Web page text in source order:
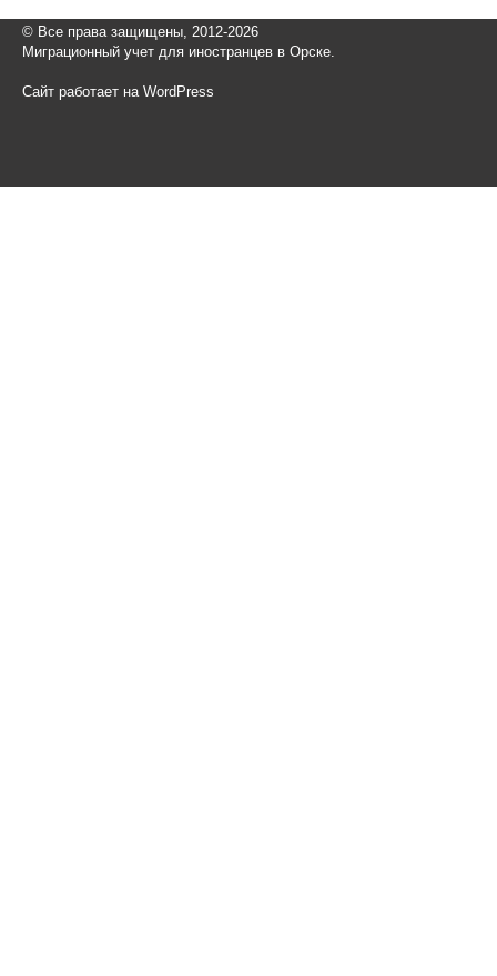
© Все права защищены, 2012-2026
Миграционный учет для иностранцев в Орске.
Сайт работает на WordPress